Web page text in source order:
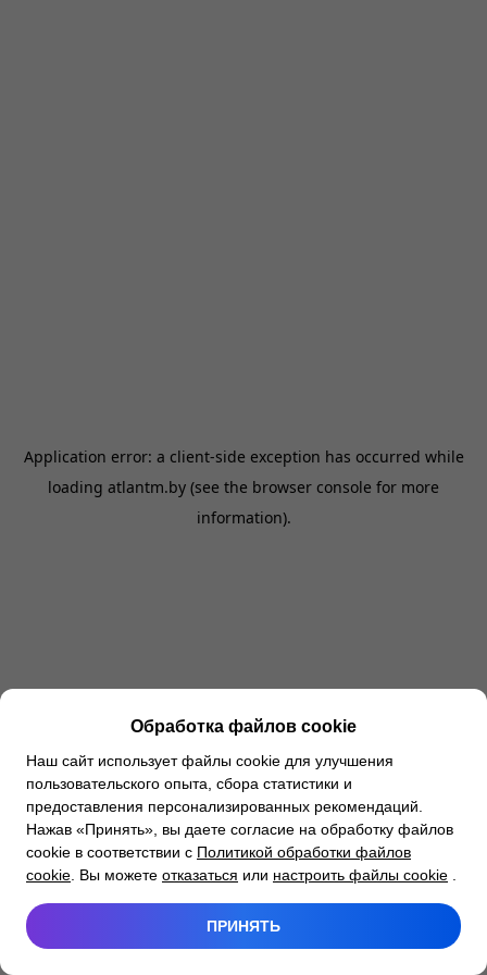
Application error: a client-side exception has occurred while
loading atlantm.by (see the browser console for more
information).
Обработка файлов cookie
Наш сайт использует файлы cookie для улучшения
пользовательского опыта, сбора статистики и
предоставления персонализированных рекомендаций.
Нажав «Принять», вы даете согласие на обработку файлов
cookie в соответствии с Политикой обработки файлов
cookie . Вы можете отказаться или настроить файлы cookie
ПРИНЯТЬ